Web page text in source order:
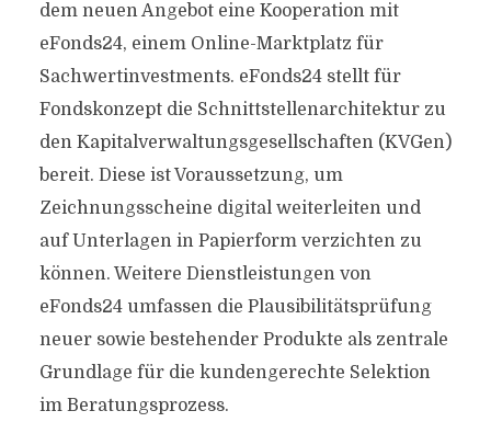
dem neuen Angebot eine Kooperation mit
eFonds24, einem Online-Marktplatz für
Sachwertinvestments. eFonds24 stellt für
Fondskonzept die Schnittstellenarchitektur zu
den Kapitalverwaltungsgesellschaften (KVGen)
bereit. Diese ist Voraussetzung, um
Zeichnungsscheine digital weiterleiten und
auf Unterlagen in Papierform verzichten zu
können. Weitere Dienstleistungen von
eFonds24 umfassen die Plausibilitätsprüfung
neuer sowie bestehender Produkte als zentrale
Grundlage für die kundengerechte Selektion
im Beratungsprozess.